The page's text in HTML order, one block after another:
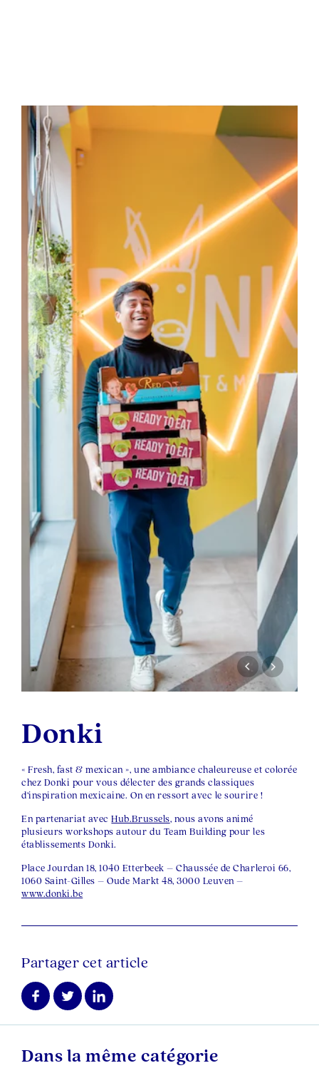
Donki
« Fresh, fast & mexican », une ambiance chaleureuse et colorée
chez Donki pour vous délecter des grands classiques
d’inspiration mexicaine. On en ressort avec le sourire !
En partenariat avecHub.Brussels, nous avons animé
plusieurs workshops autour du Team Building pour les
établissements Donki.
Place Jourdan 18, 1040 Etterbeek – Chaussée de Charleroi 66,
1060 Saint-Gilles – Oude Markt 48, 3000 Leuven –
www.donki.be
Partager cet article
Dans la même catégorie